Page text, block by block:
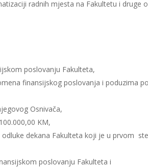
radnih mjesta na Fakultetu i druge
poslovanju Fakulteta,
finansijskog poslovanja i poduzima
Osnivača,
KM,
dekana Fakulteta koji je u prvom
poslovanju Fakulteta i